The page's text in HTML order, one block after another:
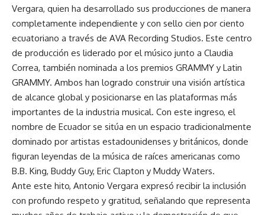
Vergara, quien ha desarrollado sus producciones de manera
completamente independiente y con sello cien por ciento
ecuatoriano a través de AVA Recording Studios. Este centro
de producción es liderado por el músico junto a Claudia
Correa, también nominada a los premios GRAMMY y Latin
GRAMMY. Ambos han logrado construir una visión artística
de alcance global y posicionarse en las plataformas más
importantes de la industria musical. Con este ingreso, el
nombre de Ecuador se sitúa en un espacio tradicionalmente
dominado por artistas estadounidenses y británicos, donde
figuran leyendas de la música de raíces americanas como
B.B. King, Buddy Guy, Eric Clapton y Muddy Waters.
Ante este hito, Antonio Vergara expresó recibir la inclusión
con profundo respeto y gratitud, señalando que representa